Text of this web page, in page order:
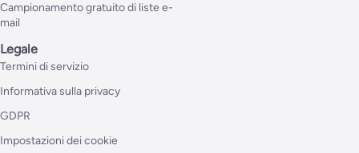
Campionamento gratuito di liste e-
mail
Legale
Termini di servizio
Informativa sulla privacy
GDPR
Impostazioni dei cookie